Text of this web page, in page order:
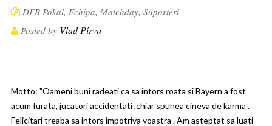
DFB Pokal, Echipa, Matchday, Suporteri
Posted by Vlad Pîrvu
Motto: "Oameni buni radeati ca sa intors roata si Bayern a fost
acum furata, jucatori accidentati ,chiar spunea cineva de karma .
Felicitari treaba sa intors impotriva voastra . Am asteptat sa luati